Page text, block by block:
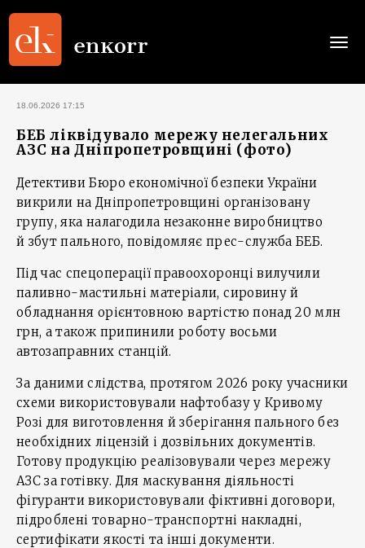
18.06.2026 17:15
БЕБ ліквідувало мережу нелегальних
АЗС на Дніпропетровщині (фото)
Детективи Бюро економічної безпеки України
викрили на Дніпропетровщині організовану
групу, яка налагодила незаконне виробництво
й збут пального, повідомляє прес-служба БЕБ.
Під час спецоперації правоохоронці вилучили
паливно-мастильні матеріали, сировину й
обладнання орієнтовною вартістю понад 20 млн
грн, а також припинили роботу восьми
автозаправних станцій.
За даними слідства, протягом 2026 року учасники
схеми використовували нафтобазу у Кривому
Розі для виготовлення й зберігання пального без
необхідних ліцензій і дозвільних документів.
Готову продукцію реалізовували через мережу
АЗС за готівку. Для маскування діяльності
фігуранти використовували фіктивні договори,
підроблені товарно-транспортні накладні,
сертифікати якості та інші документи.